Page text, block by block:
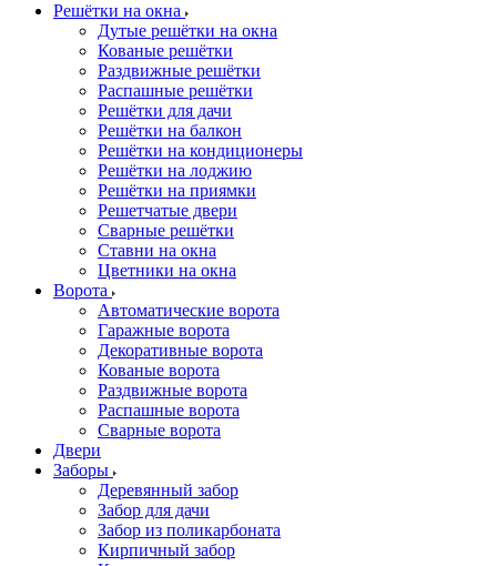
Решётки на окна
Дутые решётки на окна
Кованые решётки
Раздвижные решётки
Распашные решётки
Решётки для дачи
Решётки на балкон
Решётки на кондиционеры
Решётки на лоджию
Решётки на приямки
Решетчатые двери
Сварные решётки
Ставни на окна
Цветники на окна
Ворота
Автоматические ворота
Гаражные ворота
Декоративные ворота
Кованые ворота
Раздвижные ворота
Распашные ворота
Сварные ворота
Двери
Заборы
Деревянный забор
Забор для дачи
Забор из поликарбоната
Кирпичный забор